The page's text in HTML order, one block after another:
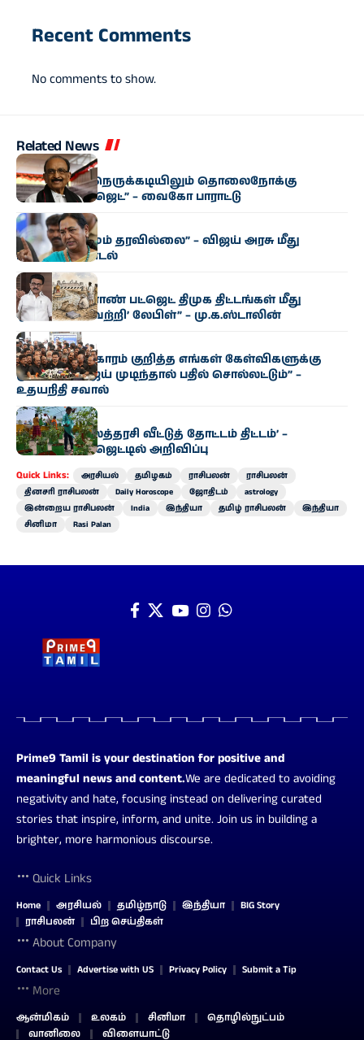
Recent Comments
No comments to show.
Related News
அரசியல்
“மிகுந்த நிதி நெருக்கடியிலும் தொலைநோக்கு
வேளாண் பட்ஜெட்” – வைகோ பாராட்டு
அரசியல்
“எந்த மாற்றமும் தரவில்லை” – விஜய் அரசு மீது
பிரேமலதா சாடல்
அரசியல்
“தமிழக வேளாண் பட்ஜெட் திமுக திட்டங்கள் மீது
ஒட்டப்பட்ட ‘வெற்றி’ லேபிள்” – மு.க.ஸ்டாலின்
அரசியல்
“காவிரி விவகாரம் குறித்த எங்கள் கேள்விகளுக்கு
முதல்வர் விஜய் முடிந்தால் பதில் சொல்லட்டும்” –
உதயநிதி சவால்
அரசியல்
‘வெற்றி இல்லத்தரசி வீட்டுத் தோட்டம் திட்டம்’ –
வேளாண் பட்ஜெட்டில் அறிவிப்பு
Quick Links: அரசியல் தமிழகம் ராசிபலன்
ராசிபலன்
தினசரி ராசிபலன்
Daily Horoscope ஜோதிடம்
astrology
இன்றைய ராசிபலன்
India இந்தியா தமிழ் ராசிபலன்
இந்தியா
சினிமா
Rasi Palan
Prime9 Tamil is your destination for positive and
meaningful news and content.We are dedicated to avoiding
negativity and hate, focusing instead on delivering curated
stories that inspire, inform, and unite. Join us in building a
brighter, more harmonious discourse.
Quick Links
Home அரசியல் தமிழ்நாடு இந்தியா
BIG Story
ராசிபலன்
பிற செய்திகள்
About Company
Contact Us Advertise with US Privacy Policy Submit a Tip
More
ஆன்மிகம் உலகம் சினிமா
தொழில்நுட்பம்
வானிலை
விளையாட்டு